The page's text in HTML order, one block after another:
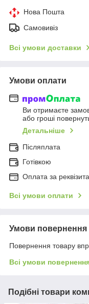
Нова Пошта
Самовивіз
Всі умови доставки
Умови оплати
Ви отримаєте
або гроші
Детальніше
Післяплата
Готівкою
Оплата за
Всі умови оплати
Умови повернення
Повернення товару
Всі умови
Подібні товари